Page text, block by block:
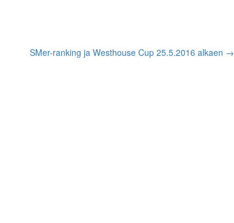
SMer-ranking ja Westhouse Cup 25.5.2016 alkaen →